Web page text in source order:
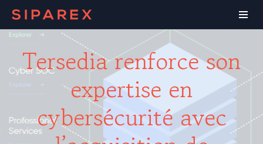
Tersedia renforce son
expertise en
cybersécurité avec